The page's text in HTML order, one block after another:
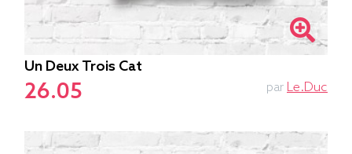
Un Deux Trois Cat
26.05 par Le.duc